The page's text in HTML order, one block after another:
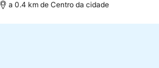
a 0.4 km de Centro da cidade